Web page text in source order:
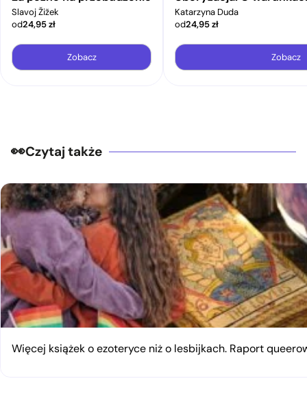
Slavoj Žižek
od24,95zł
Zobacz
Katarzyna Duda
od24,95zł
Zobacz
Czytaj także
Więcej książek o ezoteryce niż o lesbijkach. Raport